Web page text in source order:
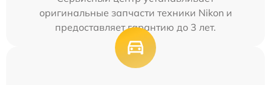
оригинальные запчасти техники Nikon и
предоставляет гарантию до 3 лет.